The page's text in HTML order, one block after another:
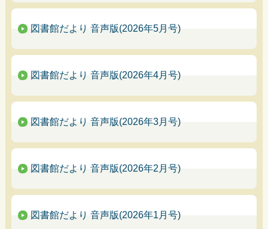
図書館だより 音声版(2026年5月号)
図書館だより 音声版(2026年4月号)
図書館だより 音声版(2026年3月号)
図書館だより 音声版(2026年2月号)
図書館だより 音声版(2026年1月号)